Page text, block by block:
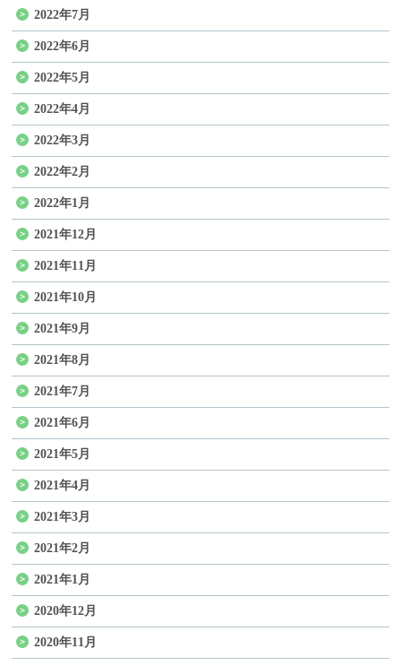
2022年7月
2022年6月
2022年5月
2022年4月
2022年3月
2022年2月
2022年1月
2021年12月
2021年11月
2021年10月
2021年9月
2021年8月
2021年7月
2021年6月
2021年5月
2021年4月
2021年3月
2021年2月
2021年1月
2020年12月
2020年11月